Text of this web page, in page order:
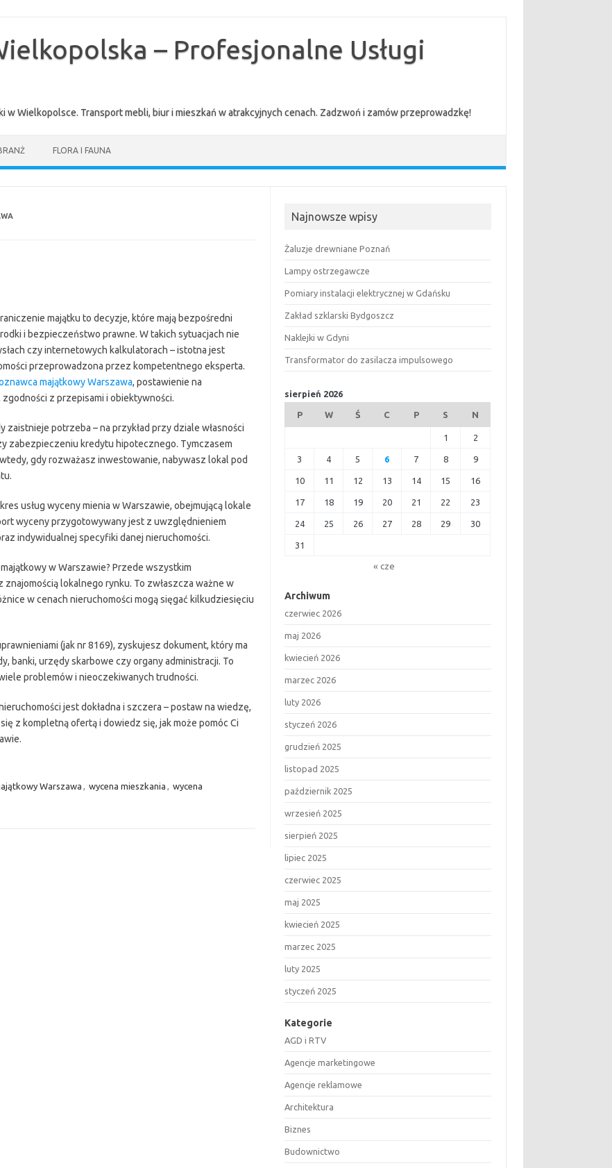
– Profesjonalne Usługi
Wielkopolsce. Transport mebli, biur i mieszkań w atrakcyjnych cenach. Zadzwoń i zamów przeprowadzkę!
FLORA I FAUNA
majątku to decyzje, które mają bezpośredni
i bezpieczeństwo prawne. W takich sytuacjach nie
czy internetowych kalkulatorach – istotna jest
przeprowadzona przez kompetentnego eksperta.
majątkowy Warszawa, postawienie na
z przepisami i obiektywności.
potrzeba – na przykład przy dziale własności
zabezpieczeniu kredytu hipotecznego. Tymczasem
gdy rozważasz inwestowanie, nabywasz lokal pod
usług wyceny mienia w Warszawie, obejmującą lokale
wyceny przygotowywany jest z uwzględnieniem
indywidualnej specyfiki danej nieruchomości.
w Warszawie? Przede wszystkim
lokalnego rynku. To zwłaszcza ważne w
w cenach nieruchomości mogą sięgać kilkudziesięciu
(jak nr 8169), zyskujesz dokument, który ma
banki, urzędy skarbowe czy organy administracji. To
problemów i nieoczekiwanych trudności.
jest dokładna i szczera – postaw na wiedzę,
z kompletną ofertą i dowiedz się, jak może pomóc Ci
Warszawa , wycena mieszkania , wycena
Najnowsze wpisy
Żaluzje drewniane Poznań
Lampy ostrzegawcze
Pomiary instalacji elektrycznej w Gdańsku
Zakład szklarski Bydgoszcz
Naklejki w Gdyni
Transformator do zasilacza impulsowego
sierpień 2026
P W Ś C P S N
1 2
3 4 5 6 7 8 9
10 11 12 13 14 15 16
17 18 19 20 21 22 23
24 25 26 27 28 29 30
31
« cze
Archiwum
czerwiec 2026
maj 2026
kwiecień 2026
marzec 2026
luty 2026
styczeń 2026
grudzień 2025
listopad 2025
październik 2025
wrzesień 2025
sierpień 2025
lipiec 2025
czerwiec 2025
maj 2025
kwiecień 2025
marzec 2025
luty 2025
styczeń 2025
Kategorie
AGD i RTV
Agencje marketingowe
Agencje reklamowe
Architektura
Biznes
Budownictwo